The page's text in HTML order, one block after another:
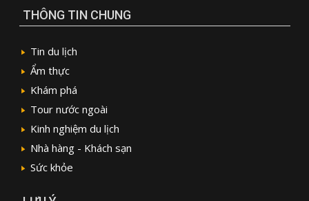
THÔNG TIN CHUNG
Tin du lịch
Ẩm thực
Khám phá
Tour nước ngoài
Kinh nghiệm du lịch
Nhà hàng - Khách sạn
Sức khỏe